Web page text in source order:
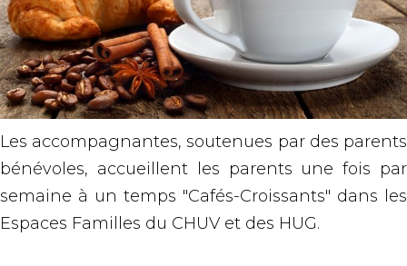
Les accompagnantes, soutenues par des parents
bénévoles, accueillent les parents une fois par
semaine à un temps "Cafés-Croissants" dans les
Espaces Familles du CHUV et des HUG.